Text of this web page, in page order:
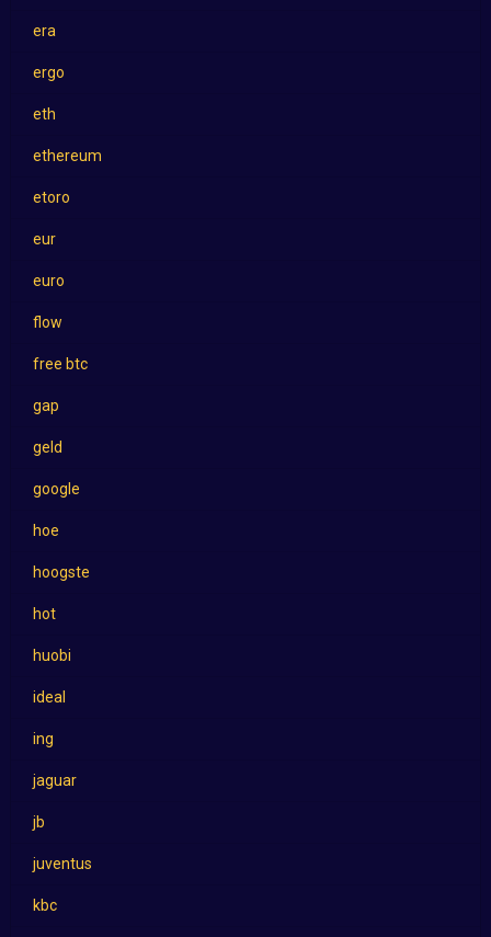
era
ergo
eth
ethereum
etoro
eur
euro
flow
free btc
gap
geld
google
hoe
hoogste
hot
huobi
ideal
ing
jaguar
jb
juventus
kbc